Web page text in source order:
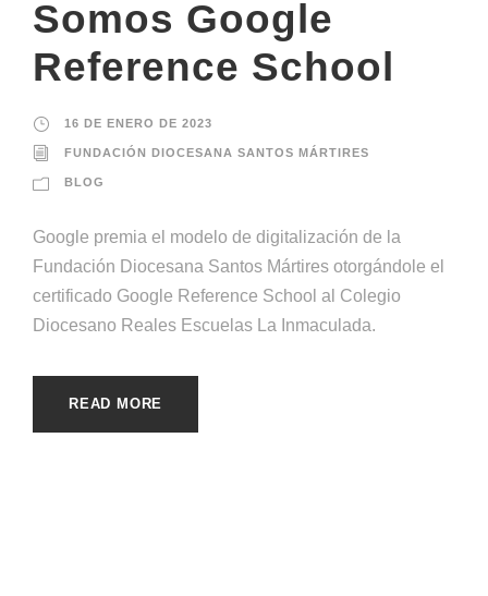
Somos Google
Reference School
16 DE ENERO DE 2023
FUNDACIÓN DIOCESANA SANTOS MÁRTIRES
BLOG
Google premia el modelo de digitalización de la
Fundación Diocesana Santos Mártires otorgándole el
certificado Google Reference School al Colegio
Diocesano Reales Escuelas La Inmaculada.
READ MORE